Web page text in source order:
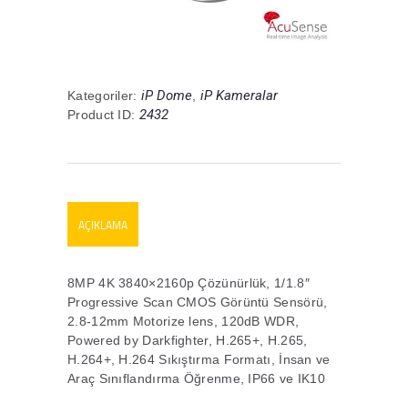
Kategoriler: iP Dome iP Kameralar
Product ID: 2432
AÇIKLAMA
8MP 4K 3840×2160p Çözünürlük, 1/1.8″
Progressive Scan CMOS Görüntü Sensörü,
2.8-12mm Motorize lens, 120dB WDR,
Powered by Darkfighter, H.265+, H.265,
H.264+, H.264 Sıkıştırma Formatı, İnsan ve
Araç Sınıflandırma Öğrenme, IP66 ve IK10